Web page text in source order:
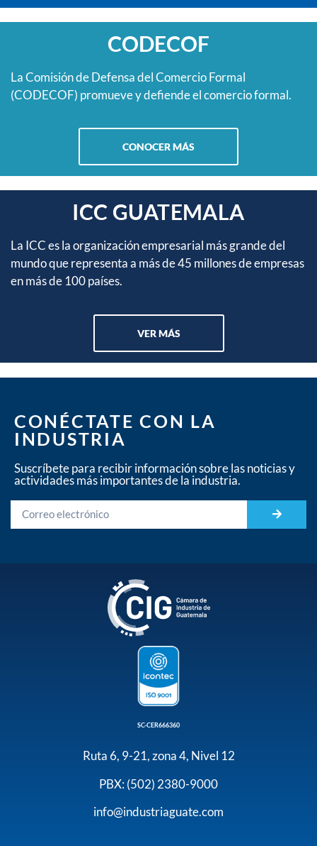
CODECOF
La Comisión de Defensa del Comercio Formal
(CODECOF) promueve y defiende el comercio formal.
CONOCER MÁS
ICC GUATEMALA
La ICC es la organización empresarial más grande del
mundo que representa a más de 45 millones de empresas
en más de 100 países.
VER MÁS
CONÉCTATE CON LA
INDUSTRIA
Suscríbete para recibir información sobre las noticias y
actividades más importantes de la industria.
SC-CER666360
Ruta 6, 9-21, zona 4, Nivel 12
PBX: (502) 2380-9000
info@industriaguate.com